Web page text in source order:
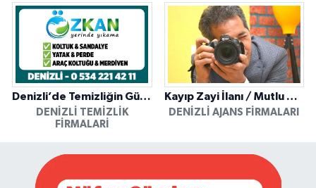
Denizli’de Temizliğin Güvenilir Adresi: Özkan Yerinde Yıkama
DENIZLI TEMIZLIK
FIRMALARI
Kayıp Zayi İlanı / Mutlu Ajans / Denizli
DENIZLI AJANS FIRMALARI